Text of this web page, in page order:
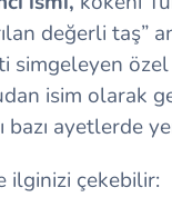
değerli taş”
simgeleyen
isim olarak
bazı ayetlerde
ilginizi çekebilir: